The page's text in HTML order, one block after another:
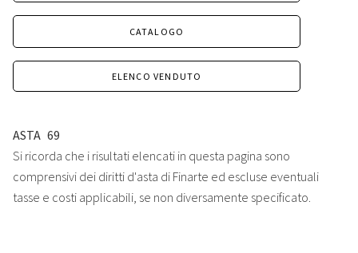
CATALOGO
ELENCO VENDUTO
ASTA 69
Si ricorda che i risultati elencati in questa pagina sono
comprensivi dei diritti d'asta di Finarte ed escluse eventuali
tasse e costi applicabili, se non diversamente specificato.